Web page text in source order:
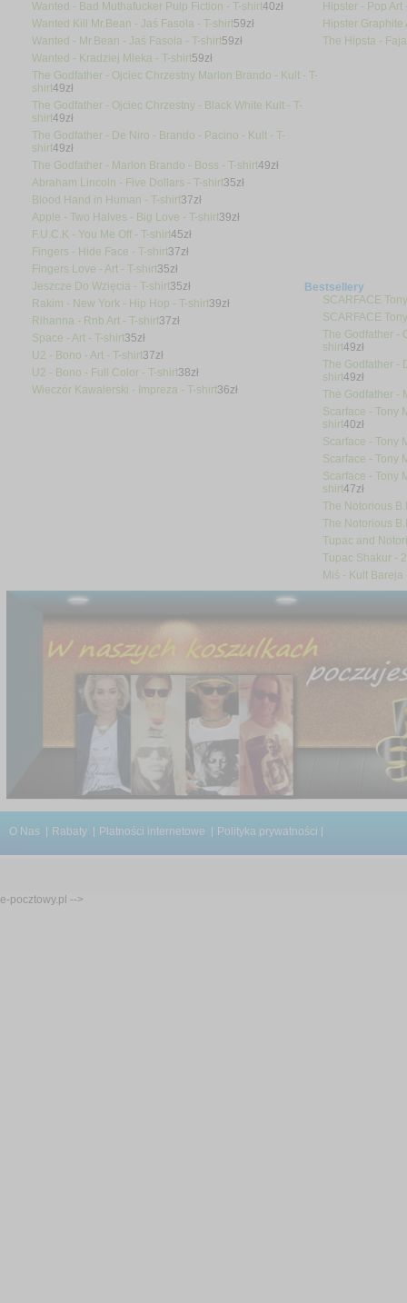
Wanted - Bad Muthafucker Pulp Fiction - T-shirt40zł
Wanted Kill Mr.Bean - Jaś Fasola - T-shirt59zł
Wanted - Mr.Bean - Jaś Fasola - T-shirt59zł
Wanted - Kradziej Mleka - T-shirt59zł
The Godfather - Ojciec Chrzestny Marlon Brando - Kult - T-
shirt49zł
The Godfather - Ojciec Chrzestny - Black White Kult - T-
shirt49zł
The Godfather - De Niro - Brando - Pacino - Kult - T-
shirt49zł
The Godfather - Marlon Brando - Boss - T-shirt49zł
Abraham Lincoln - Five Dollars - T-shirt35zł
Blood Hand in Human - T-shirt37zł
Apple - Two Halves - Big Love - T-shirt39zł
F.U.C.K - You Me Off - T-shirt45zł
Fingers - Hide Face - T-shirt37zł
Fingers Love - Art - T-shirt35zł
Jeszcze Do Wzięcia - T-shirt35zł
Rakim - New York - Hip Hop - T-shirt39zł
Rihanna - Rnb Art - T-shirt37zł
Space - Art - T-shirt35zł
U2 - Bono - Art - T-shirt37zł
U2 - Bono - Full Color - T-shirt38zł
Wieczór Kawalerski - Impreza - T-shirt36zł
Hipster - Pop Art
Hipster Graphite
The Hipsta -
Bestsellery
SCARFACE
SCARFACE
The Godfather -
shirt49zł
The Godfather -
shirt49zł
The Godfather -
Scarface - Tony
shirt40zł
Scarface - Tony
Scarface - Tony
Scarface - Tony
shirt47zł
The Notorious
The Notorious
Tupac and
Tupac Shakur -
Miś - Kult
O Nas Rabaty Płatności internetowe Polityka prywatności
e-pocztowy.pl -->